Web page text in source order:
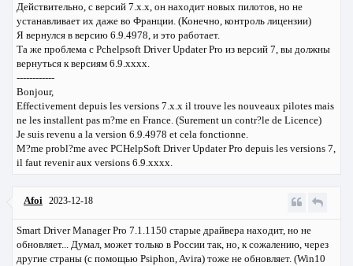
Действительно, с версий 7.x.x, он находит новых пилотов, но не
устанавливает их даже во Франции. (Конечно, контроль лицензии)
Я вернулся в версию 6.9.4978, и это работает.
Та же проблема с Pchelpsoft Driver Updater Pro из версий 7, вы должны
вернуться к версиям 6.9.xxxx.
------------
Bonjour,
Effectivement depuis les versions 7.x.x il trouve les nouveaux pilotes mais
ne les installent pas m?me en France. (Surement un contr?le de Licence)
Je suis revenu a la version 6.9.4978 et cela fonctionne.
M?me probl?me avec PCHelpSoft Driver Updater Pro depuis les versions 7,
il faut revenir aux versions 6.9.xxxx.
Afoi 2023-12-18
Smart Driver Manager Pro 7.1.1150 старые драйвера находит, но не
обновляет... Думал, может только в России так, но, к сожалению, через
другие страны (с помощью Psiphon, Avira) тоже не обновляет. (Win10